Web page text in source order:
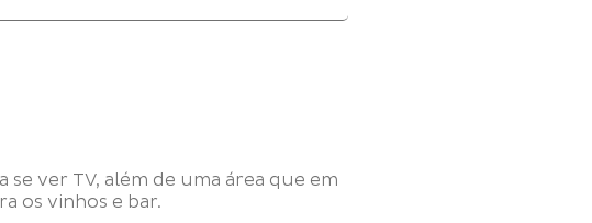
ver TV, além de uma área que em
os vinhos e bar.